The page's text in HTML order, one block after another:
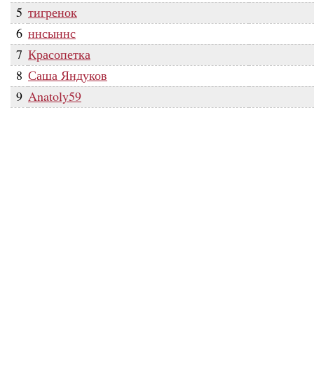
5 тигренок
6 ннсыннс
7 Красопетка
8 Саша Яндуков
9 Anatoly59